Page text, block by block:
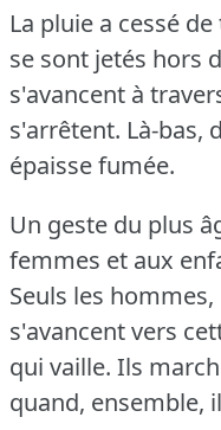
La pluie a cessé
se sont jetés hors
s'avancent à
s'arrêtent. Là-bas,
épaisse fumée.
Un geste du plus
femmes et aux
Seuls les
s'avancent vers
qui vaille. Ils
quand, ensemble,